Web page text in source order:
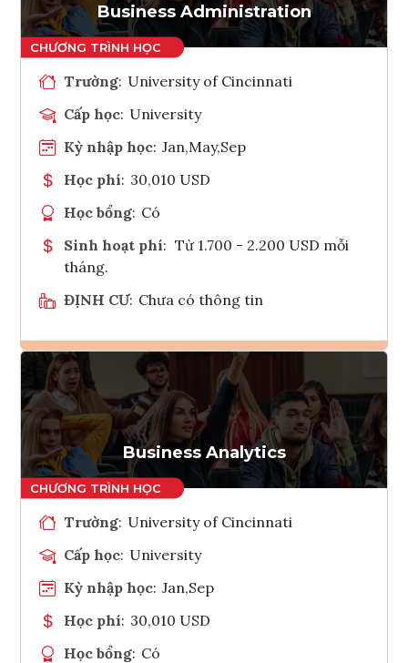
Business Administration
Trường: University of Cincinnati
Cấp học: University
Kỳ nhập học: Jan,May,Sep
Học phí: 30,010 USD
Học bổng: Có
Sinh hoạt phí: Từ 1.700 - 2.200 USD mỗi
tháng.
ĐỊNH CƯ: Chưa có thông tin
Ghi danh
Tham vấn Interlink
Business Analytics
Trường: University of Cincinnati
Cấp học: University
Kỳ nhập học: Jan,Sep
Học phí: 30,010 USD
Học bổng: Có